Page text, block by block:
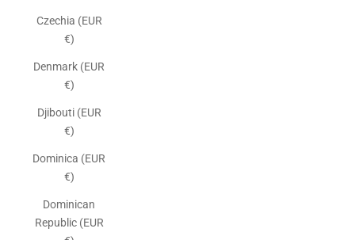
Czechia (EUR
€)
Denmark (EUR
€)
Djibouti (EUR
€)
Dominica (EUR
€)
Dominican
Republic (EUR